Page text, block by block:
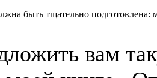
быть тщательно
вам